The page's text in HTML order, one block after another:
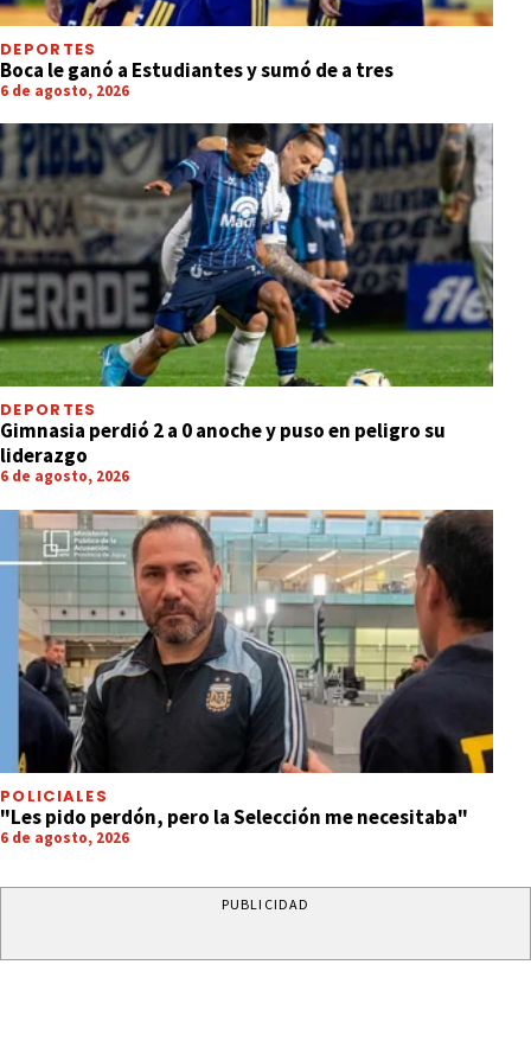
DEPORTES
Boca le ganó a Estudiantes y sumó de a tres
6 de agosto, 2026
DEPORTES
Gimnasia perdió 2 a 0 anoche y puso en peligro su
liderazgo
6 de agosto, 2026
POLICIALES
"Les pido perdón, pero la Selección me necesitaba"
6 de agosto, 2026
PUBLICIDAD